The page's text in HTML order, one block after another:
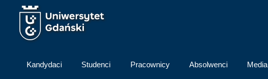
Przejdź do treści
Kandydaci Studenci Pracownicy Absolwenci Media